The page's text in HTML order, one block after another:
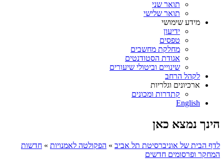
תואר שני
תואר שלישי
מידע שימושי
ידיעון
טפסים
מחלקת מחשבים
אגודת הסטודנטים
שינויים וביטולי שיעורים
לקהל הרחב
ארכיונים וגלריות
קתדרות ומכונים
English
הינך נמצא כאן
לדף הבית של אוניברסיטת תל אביב » הפקולטה לאמנויות » חדשות
המחקר ופרסומים חדשים